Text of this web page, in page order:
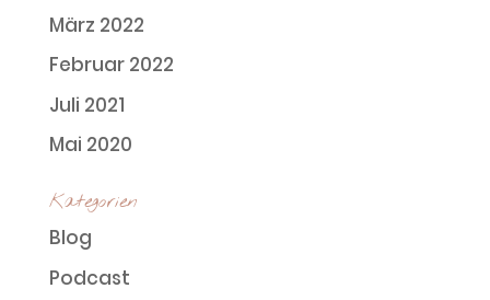
März 2022
Februar 2022
Juli 2021
Mai 2020
Kategorien
Blog
Podcast